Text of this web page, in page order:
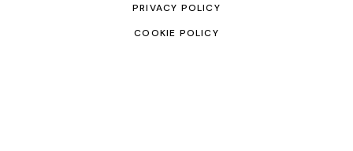
PRIVACY POLICY
COOKIE POLICY